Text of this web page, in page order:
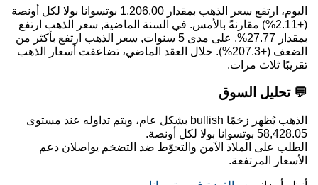
اليوم، ارتفع سعر الذهب بمقدار 1,206.00 بوتسوانا بولا لكل أونصة
(+2.11%) مقارنةً بالأمس. في السنة الماضية, سعر الذهب ارتفع
بمقدار 27.77%. على مدى 5 سنوات, سعر الذهب ارتفع بأكثر من
الضعف (+207.3%). خلال العقد الماضي، تضاعفت أسعار الذهب
تقريبًا ثلاث مرات.
💬 تحليل السوق
الذهب يُظهر زخمًا bullish بشكل عام، ويتم تداوله عند مستوى
58,428.05 بوتسوانا بولا لكل أونصة.
الطلب على الملاذ الآمن والتحوّط ضد التضخم يواصلان دعم
الأسعار المرتفعة.